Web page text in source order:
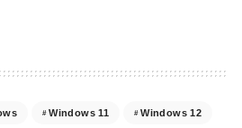
Windows 11 Windows 12